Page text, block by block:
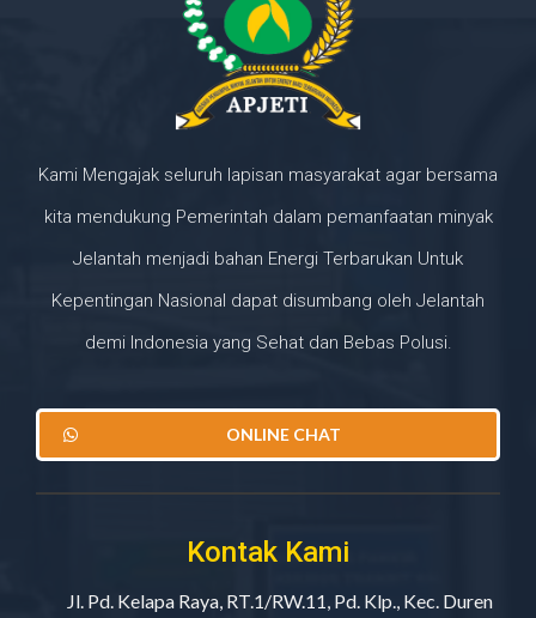
Kami Mengajak seluruh lapisan masyarakat agar bersama
kita mendukung Pemerintah dalam pemanfaatan minyak
Jelantah menjadi bahan Energi Terbarukan Untuk
Kepentingan Nasional dapat disumbang oleh Jelantah
demi Indonesia yang Sehat dan Bebas Polusi.
ONLINE CHAT
Kontak Kami
Jl. Pd. Kelapa Raya, RT.1/RW.11, Pd. Klp., Kec. Duren